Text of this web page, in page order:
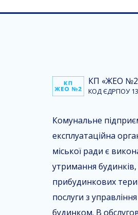
КП «ЖЕО
КОД ЄДРПОУ
Комунальне
експлуатаційна
міської ради є
утримання
прибудинкових
послуги з
будинком. В